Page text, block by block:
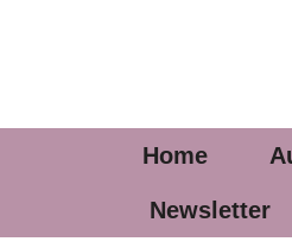
Home
Newsletter